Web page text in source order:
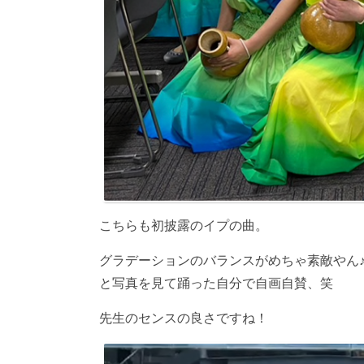
こちらも初披露のイプの曲。
グラデーションのバランスがめちゃ素敵やん
と写真を見て踊った自分で自画自賛、笑
先生のセンスの良さですね！